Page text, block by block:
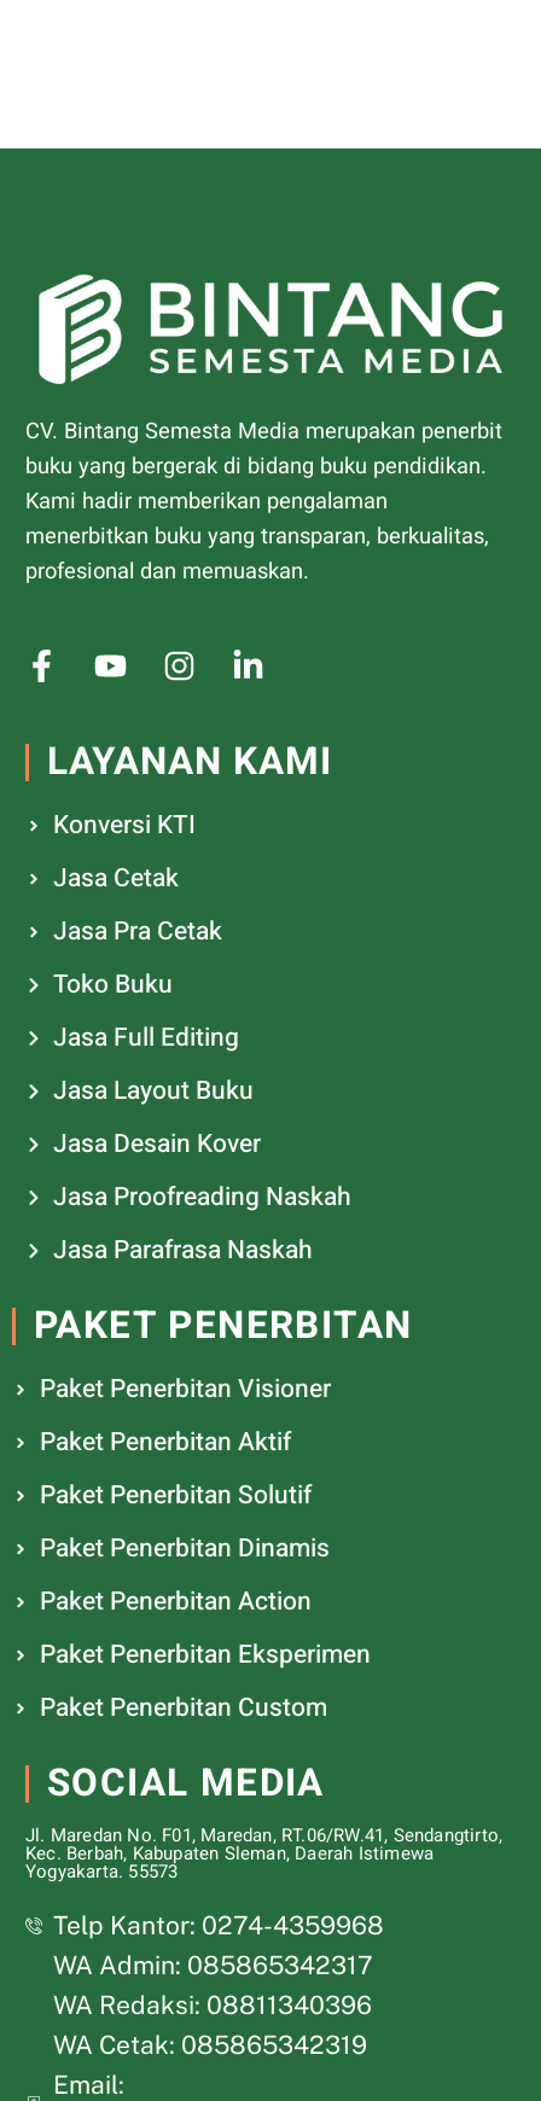
CV. Bintang Semesta Media merupakan penerbit
buku yang bergerak di bidang buku pendidikan.
Kami hadir memberikan pengalaman
menerbitkan buku yang transparan, berkualitas,
profesional dan memuaskan.
LAYANAN KAMI
Konversi KTI
Jasa Cetak
Jasa Pra Cetak
Toko Buku
Jasa Full Editing
Jasa Layout Buku
Jasa Desain Kover
Jasa Proofreading Naskah
Jasa Parafrasa Naskah
PAKET PENERBITAN
Paket Penerbitan Visioner
Paket Penerbitan Aktif
Paket Penerbitan Solutif
Paket Penerbitan Dinamis
Paket Penerbitan Action
Paket Penerbitan Eksperimen
Paket Penerbitan Custom
SOCIAL MEDIA
Jl. Maredan No. F01, Maredan, RT.06/RW.41, Sendangtirto,
Kec. Berbah, Kabupaten Sleman, Daerah Istimewa
Yogyakarta. 55573
Telp Kantor: 0274-4359968
WA Admin: 085865342317
WA Redaksi: 08811340396
WA Cetak: 085865342319
Email: